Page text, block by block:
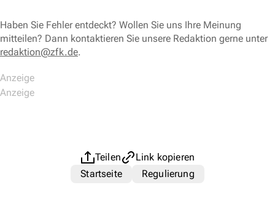
Haben Sie Fehler entdeckt? Wollen Sie uns Ihre Meinung
mitteilen? Dann kontaktieren Sie unsere Redaktion gerne unter
redaktion@zfk.de.
Teilen
Link kopieren
Startseite
Regulierung